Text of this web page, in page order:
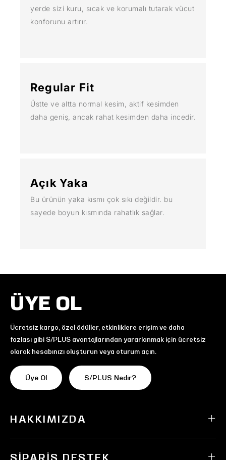
yerde sizi kuru, sıcak ve korumalı tutarak vücut
konforunu artırır.
Regular Fit
Üstte ve altta normal kesim, aktif kesimden
daha geniş, ancak rahat kesimden daha incedir.
Açık Yaka
Bu ürünün yaka kısmı çok sıkı değildir. bu
sayede boyun kısmında rahatlık sağlar.
ÜYE OL
Ücretsiz kargo, özel ödüller, etkinliklere erişim ve daha
fazlası gibi S/PLUS avantajlarından yararlanmak için ücretsiz
olarak hesabınızı oluşturun veya oturum açın.
Üye Ol S/PLUS Nedir?
HAKKIMIZDA
SIPARIŞ DESTEK